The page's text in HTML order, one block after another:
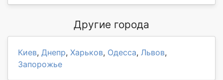
Другие города
Киев, Днепр, Харьков, Одесса, Львов,
Запорожье